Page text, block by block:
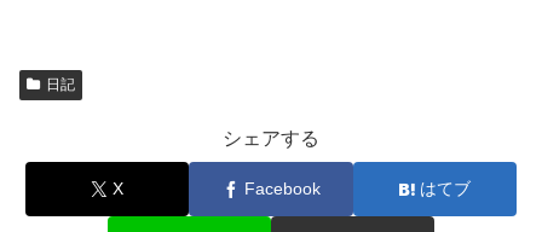
日記
シェアする
X Facebook はてブ